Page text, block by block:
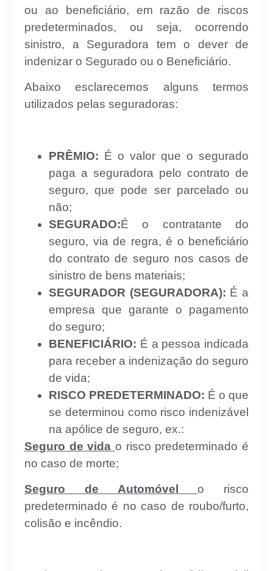
ou ao beneficiário, em razão de riscos
predeterminados, ou seja, ocorrendo
sinistro, a Seguradora tem o dever de
indenizar o Segurado ou o Beneficiário.
Abaixo esclarecemos alguns termos
utilizados pelas seguradoras:
PRÊMIO: É o valor que o segurado
paga a seguradora pelo contrato de
seguro, que pode ser parcelado ou
não;
SEGURADO:É o contratante do
seguro, via de regra, é o beneficiário
do contrato de seguro nos casos de
sinistro de bens materiais;
SEGURADOR (SEGURADORA): É a
empresa que garante o pagamento
do seguro;
BENEFICIÁRIO: É a pessoa indicada
para receber a indenização do seguro
de vida;
RISCO PREDETERMINADO: É o que
se determinou como risco indenizável
na apólice de seguro, ex.:
Seguro de vida o risco predeterminado é
no caso de morte;
Seguro de Automóvelo risco
predeterminado é no caso de roubo/furto,
colisão e incêndio.